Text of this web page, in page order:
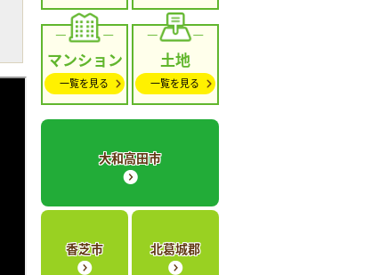
マンション
一覧を見る
土地
一覧を見る
大和高田市
香芝市 北葛城郡